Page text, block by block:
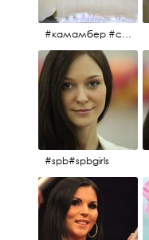
#камамбер #сыр #camambert
#spb#spbgirls